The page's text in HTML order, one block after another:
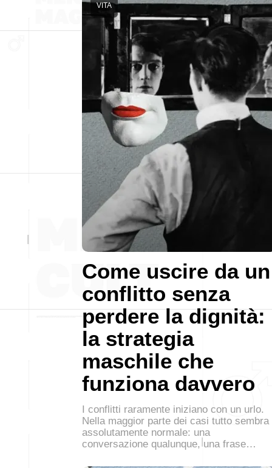
Come uscire da un
conflitto senza
perdere la dignità:
la strategia
maschile che
funziona davvero
VITA
I conflitti raramente iniziano con un urlo.
Nella maggior parte dei casi tutto sembra
assolutamente normale: una
conversazione qualunque, una frase…